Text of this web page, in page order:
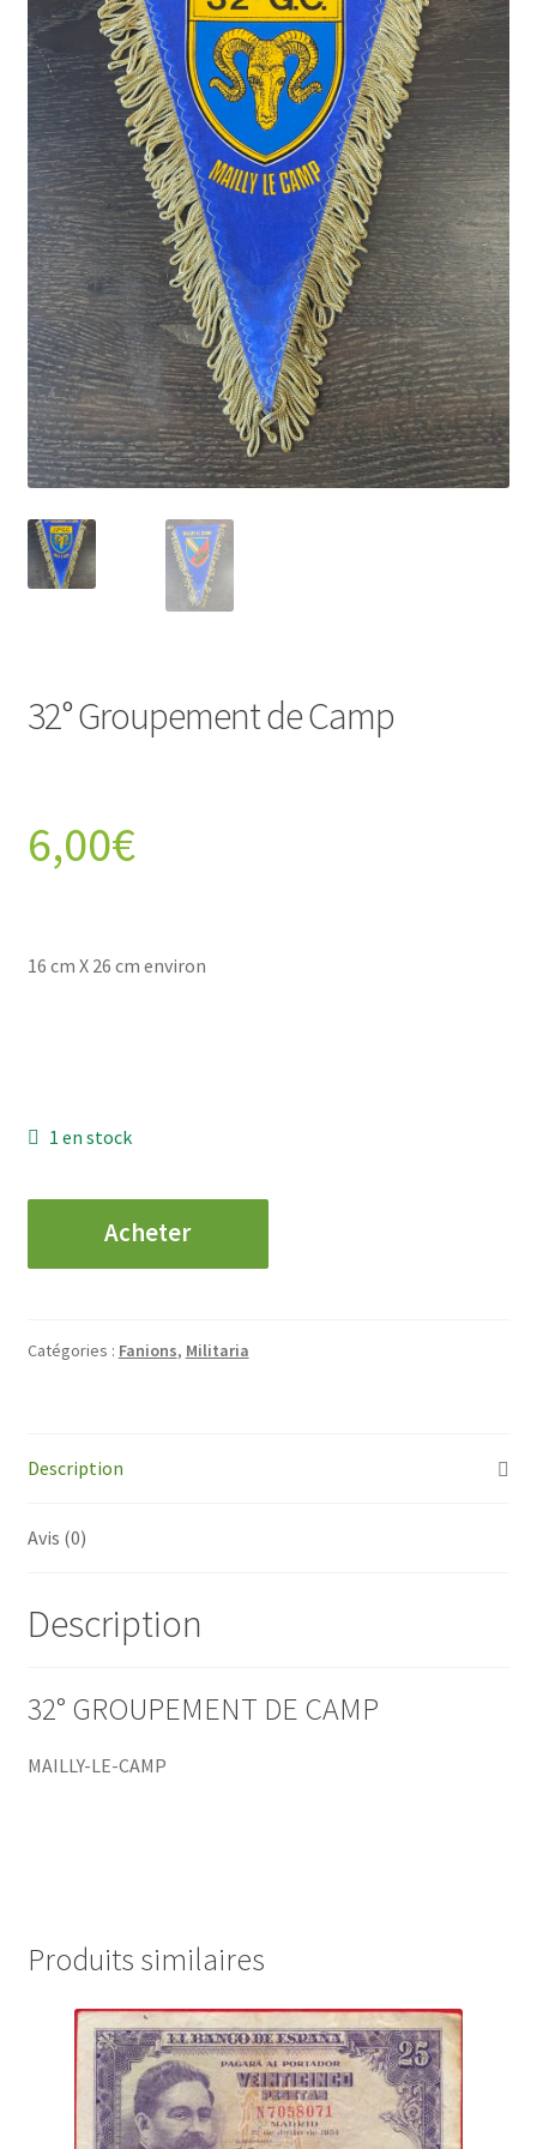
32° Groupement de Camp
6,00€
16 cm X 26 cm environ
1 en stock
32°
Camp
Acheter
Catégories : Fanions, Militaria
Description
Avis (0)
Description
32° GROUPEMENT DE CAMP
MAILLY-LE-CAMP
Produits similaires